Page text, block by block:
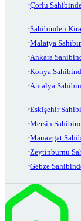
Çorlu
Sahibinden
Malatya
Ankara
Konya
Antalya
Eskişehir
Mersin
Manavgat
Zeytinburnu
Gebze